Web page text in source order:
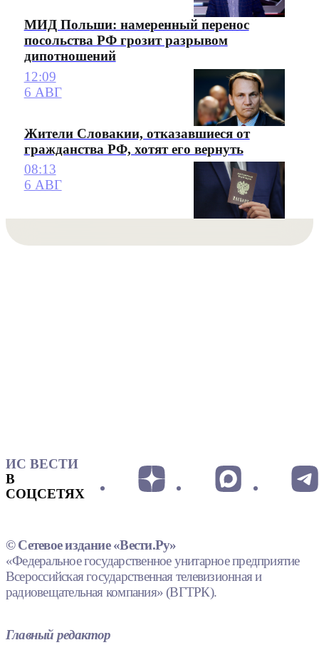
МИД Польши: намеренный перенос
посольства РФ грозит разрывом
дипотношений
12:09
6 АВГ
Жители Словакии, отказавшиеся от
гражданства РФ, хотят его вернуть
08:13
6 АВГ
ИС ВЕСТИ
В
СОЦСЕТЯХ
© Сетевое издание «Вести.Ру»
«Федеральное государственное унитарное предприятие
Всероссийская государственная телевизионная и
радиовещательная компания» (ВГТРК).
Главный редактор